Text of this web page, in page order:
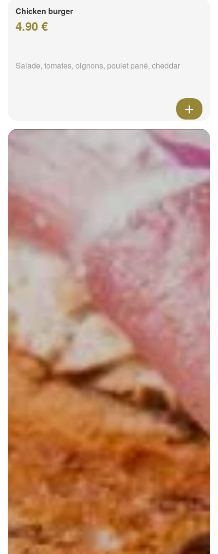
Chicken burger
4.90 €
Salade, tomates, oignons, poulet pané, cheddar